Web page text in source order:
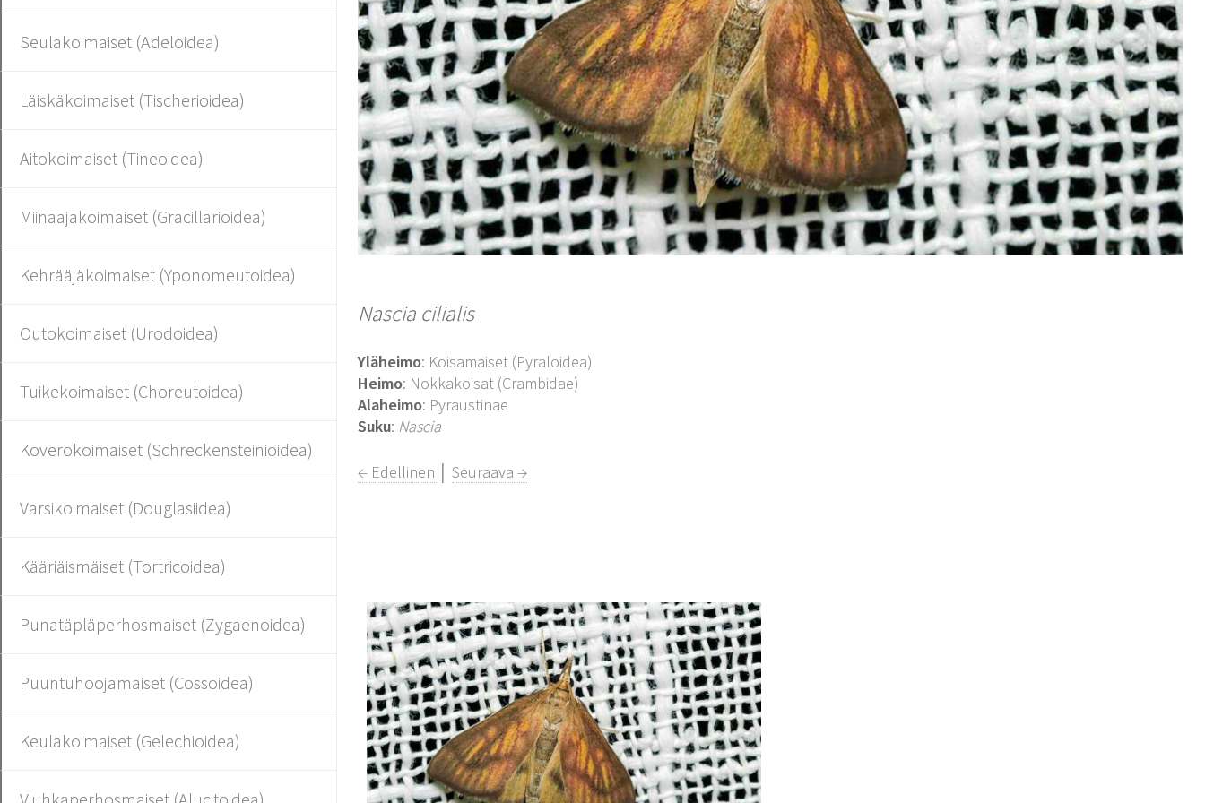
Seulakoimaiset (Adeloidea)
Läiskäkoimaiset (Tischerioidea)
Aitokoimaiset (Tineoidea)
Miinaajakoimaiset (Gracillarioidea)
Kehrääjäkoimaiset (Yponomeutoidea)
Outokoimaiset (Urodoidea)
Tuikekoimaiset (Choreutoidea)
Koverokoimaiset (Schreckensteinioidea)
Varsikoimaiset (Douglasiidea)
Kääriäismäiset (Tortricoidea)
Punatäpläperhosmaiset (Zygaenoidea)
Puuntuhoojamaiset (Cossoidea)
Keulakoimaiset (Gelechioidea)
Nascia cilialis
Yläheimo: Koisamaiset (Pyraloidea)
Heimo: Nokkakoisat (Crambidae)
Alaheimo: Pyraustinae
Suku: Nascia
← Edellinen │Seuraava →